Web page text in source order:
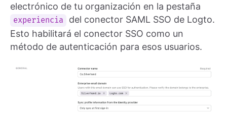
electrónico de tu organización en la pestaña
experiencia
del conector SAML SSO de Logto.
Esto habilitará el conector SSO como un
método de autenticación para esos usuarios.